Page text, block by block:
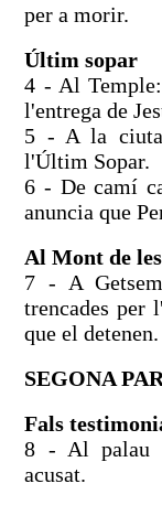
per a morir.
Últim sopar
4 - Al Temple:
l'entrega de
5 - A la
l'Últim Sopar.
6 - De camí
anuncia que
Al Mont de
7 - A
trencades per
que el detenen.
SEGONA
Fals
8 - Al palau
acusat.